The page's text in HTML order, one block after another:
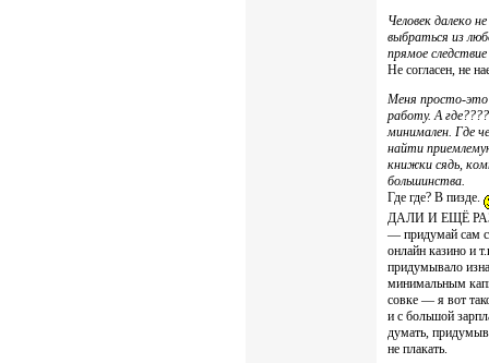
Человек далеко
выбраться из
прямое
Не согласен, не
Меня просто-это
работу. А
минимален. Где
найти
книжки сядь,
большинства.
Где где? В пизде.
ДАЛИ И ЕЩЁ РАЗ
— придумай сам
онлайн казино и
придумывало
минимальным
совке — я вот
и с большой
думать,
не плакать.